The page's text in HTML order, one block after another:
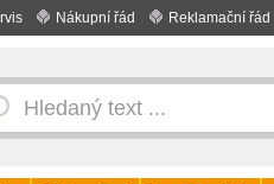
Nákupní řád Reklamační řád